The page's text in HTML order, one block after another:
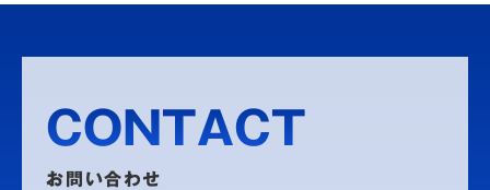
CONTACT
お問い合わせ